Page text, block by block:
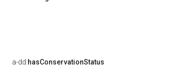
a-dd:hasConservationStatus